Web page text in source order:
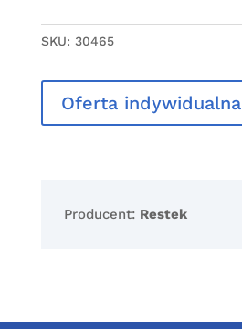
SKU: 30465
Oferta indywidualna
Producent: Restek